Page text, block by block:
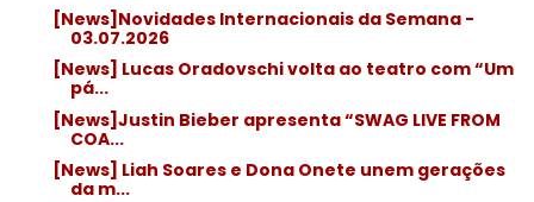
[News]Novidades Internacionais da Semana -
03.07.2026
[News] Lucas Oradovschi volta ao teatro com “Um
pá...
[News]Justin Bieber apresenta “SWAG LIVE FROM
COA...
[News] Liah Soares e Dona Onete unem gerações
da m...